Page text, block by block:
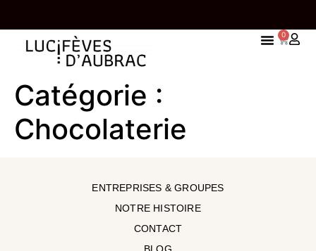
0
Catégorie :
Chocolaterie
ENTREPRISES & GROUPES
NOTRE HISTOIRE
CONTACT
BLOG